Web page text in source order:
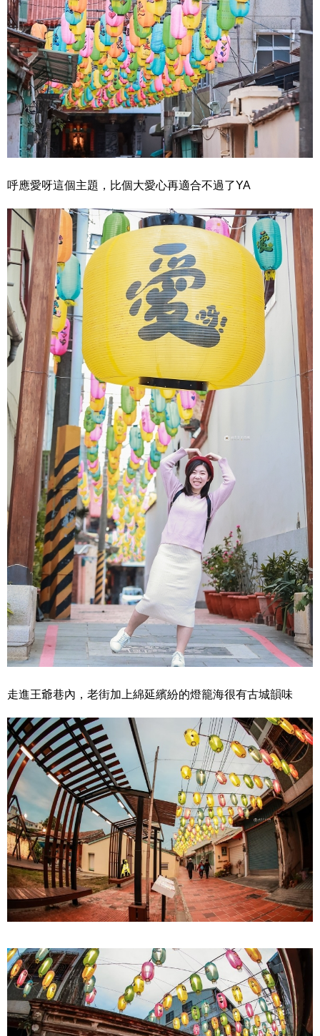
呼應愛呀這個主題，比個大愛心再適合不過了YA
走進王爺巷內，老街加上綿延繽紛的燈籠海很有古城韻味